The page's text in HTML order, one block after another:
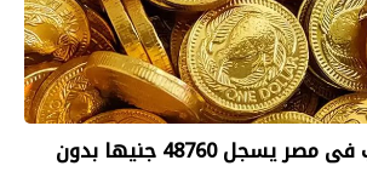
سعر الجنيه الذهب فى مصر يسجل 48760 جنيها بدون